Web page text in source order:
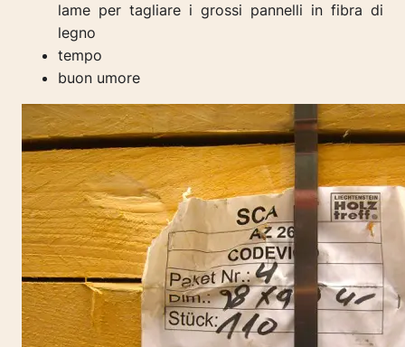
lame per tagliare i grossi pannelli in fibra di
legno
tempo
buon umore